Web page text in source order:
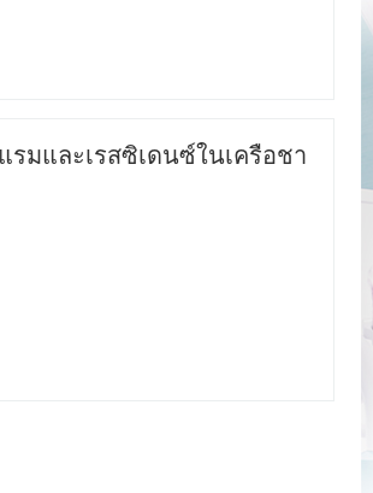
รมและเรสซิเดนซ์ในเครือชา